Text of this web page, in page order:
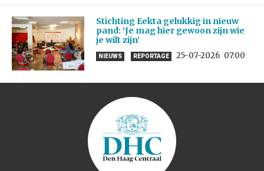
Stichting Eekta gelukkig in nieuw
pand: ‘Je mag hier gewoon zijn wie
je wilt zijn’
NIEUWS REPORTAGE 25-07-2026 07:00